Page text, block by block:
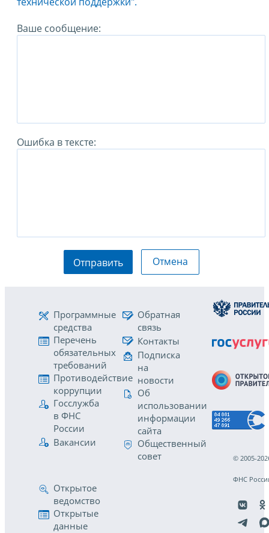
Ваше сообщение:
Ошибка в тексте:
Отправить Отмена
Программные
средства
Перечень
обязательных
требований
Противодействие
коррупции
Госслужба
в ФНС
России
Вакансии
Обратная
связь
Контакты
Подписка
на
новости
Об
использовании
информации
сайта
Общественный
совет
Открытое
ведомство
Открытые
данные
© 2005-
ФНС